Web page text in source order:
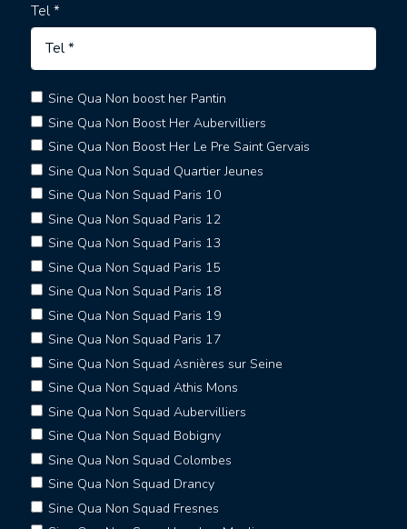
Tel *
Sine Qua Non boost her Pantin
Sine Qua Non Boost Her Aubervilliers
Sine Qua Non Boost Her Le Pre Saint Gervais
Sine Qua Non Squad Quartier Jeunes
Sine Qua Non Squad Paris 10
Sine Qua Non Squad Paris 12
Sine Qua Non Squad Paris 13
Sine Qua Non Squad Paris 15
Sine Qua Non Squad Paris 18
Sine Qua Non Squad Paris 19
Sine Qua Non Squad Paris 17
Sine Qua Non Squad Asnières sur Seine
Sine Qua Non Squad Athis Mons
Sine Qua Non Squad Aubervilliers
Sine Qua Non Squad Bobigny
Sine Qua Non Squad Colombes
Sine Qua Non Squad Drancy
Sine Qua Non Squad Fresnes